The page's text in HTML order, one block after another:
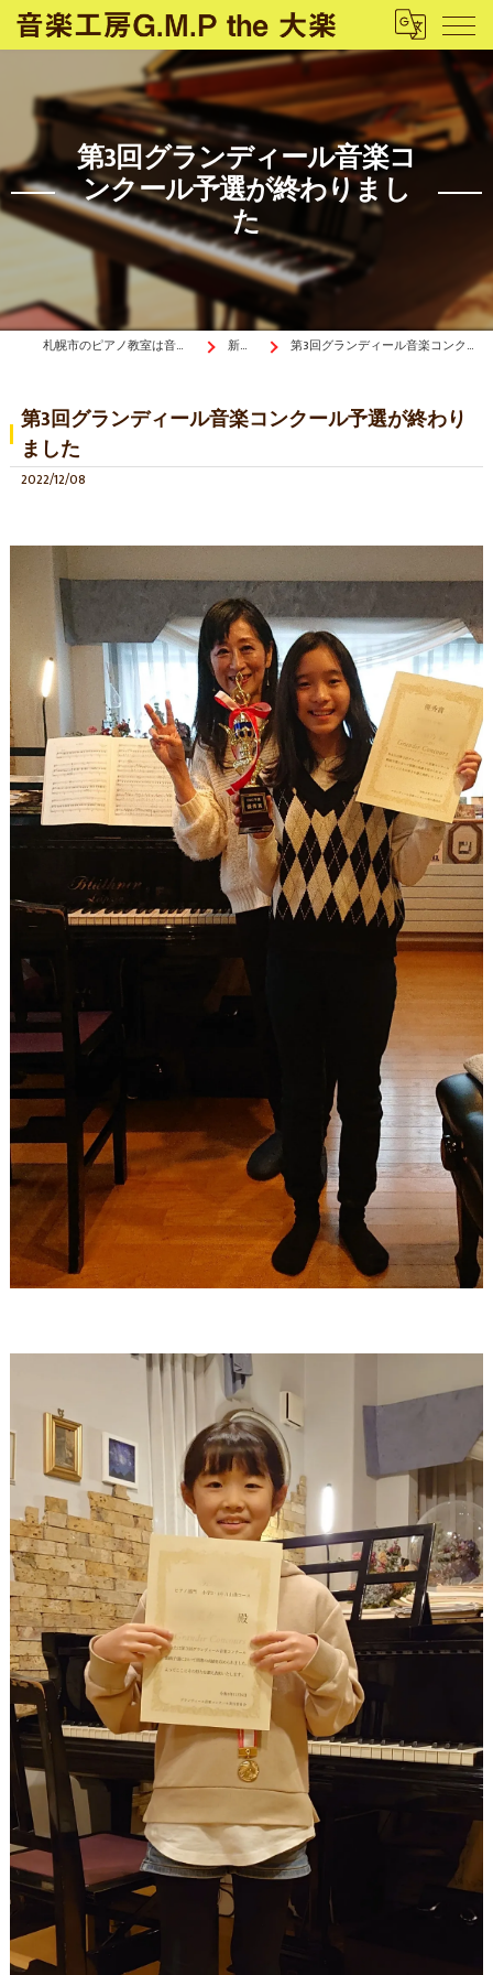
第3回グランディール音楽コ
ンクール予選が終わりまし
た
札幌市のピアノ教室は音楽工房G.M.P the 大楽 新着情報 第3回グランディール音楽コンクール予選が終わりました
第3回グランディール音楽コンクール予選が終わり
ました
2022/12/08